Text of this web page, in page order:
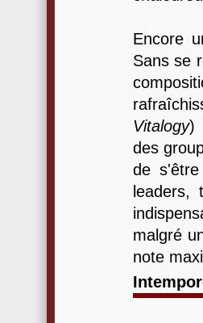
Encore
Sans se
Vitalogy)
des
de
malgré
note